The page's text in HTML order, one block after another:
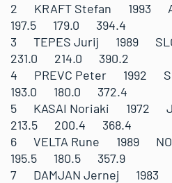
2 KRAFT Stefan
197.5 179.0 394.4
3 TEPES Jurij 1989
231.0 214.0 390.2
4 PREVC Peter 1992
193.0 180.0 372.4
5 KASAI Noriaki 1972
213.5 200.4 368.4
6 VELTA Rune 1989
195.5 180.5 357.9
7 DAMJAN Jernej